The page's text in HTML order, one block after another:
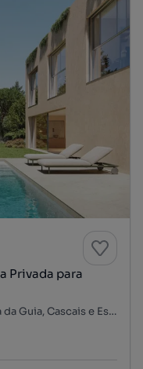
Privada para
Rua das Faias - Costa da Guia, Costa da Guia, Cascais e Estoril, Cascais, Lisboa